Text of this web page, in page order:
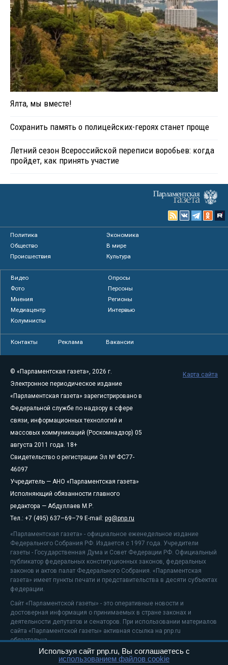
Ялта, мы вместе!
Сохранить память о полицейских-героях станет проще
Летний сезон Всероссийской переписи воробьев: когда
пройдет, как принять участие
Политика
Экономика
Общество
В мире
Происшествия
Культура
Видео
Опросы
Фото
Персоны
Мнения
Регионы
Медиацентр
Интервью
Колумнисты
Контакты Реклама Вакансии
© «Парламентская газета», 2026 г.
Электронное периодическое издание
«Парламентская газета» зарегистрировано в
Федеральной службе по надзору в сфере
связи, информационных технологий и
массовых коммуникаций (Роскомнадзор) 05
августа 2011 года. 18+
Свидетельство о регистрации Эл № ФС77-
46097
Учредитель — АНО «Парламентская газета»
Исполняющий обязанности главного
редактора — Абдуллаев М.Р.
Тел.: +7 (495) 637–69–79 E-mail: pg@pnp.ru
«Парламентская газета» - официальное еженедельное издание
Федерального Собрания РФ. Издается с 1997 года. Учредители
газеты - Государственная Дума и Совет Федерации РФ. Официальный
публикатор федеральных конституционных законов, федеральных
законов и актов палат Федерального Собрания. «Парламентская
газета» имеет пункты печати и представительства в десяти субъектах
федерации.
Сайт «Парламентской газеты» - это оперативные новости и
достоверная информация о принимаемых в стране законах и
деятельности депутатов и сенаторов. При использовании материалов
сайта «Парламентской газеты» активная ссылка на pnp.ru
обязательна.
На информационном ресурсе применяютсярекомендательные
Карта сайта
Используя сайт pnp.ru, Вы соглашаетесь с
использованием файлов cookie